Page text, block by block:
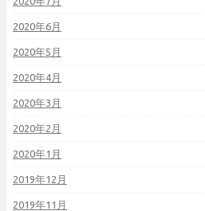
2020年6月
2020年5月
2020年4月
2020年3月
2020年2月
2020年1月
2019年12月
2019年11月